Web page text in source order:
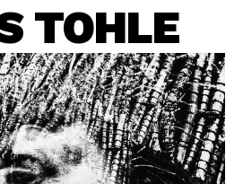
TOHLE